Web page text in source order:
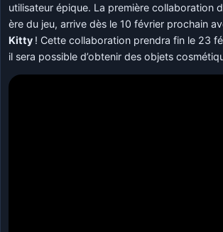
utilisateur épique. La première collaboration
ère du jeu, arrive dès le 10 février prochain
Kitty ! Cette collaboration prendra fin le 23
il sera possible d’obtenir des objets